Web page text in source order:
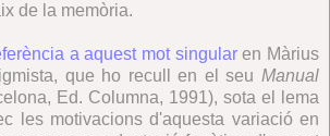
de la memòria.
a aquest mot singularen Màrius
que ho recull en el seu Manual
Ed. Columna, 1991), sota el lema
les motivacions d'aquesta variació en